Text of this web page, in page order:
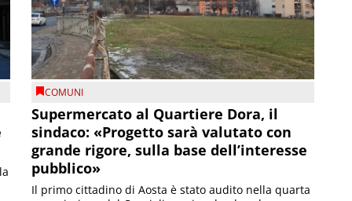
COMUNI
Supermercato al Quartiere Dora, il
sindaco: «Progetto sarà valutato con
grande rigore, sulla base dell’interesse
pubblico»
Il primo cittadino di Aosta è stato audito nella quarta